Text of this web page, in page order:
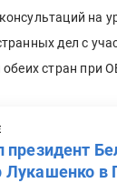
на
дел с
обеих стран при
президент
Лукашенко в